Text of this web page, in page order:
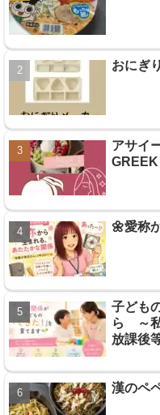
おにぎ
アサイ
🌼愛称
子ども
ら ～私
放課後
漢のペ